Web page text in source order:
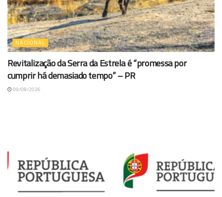
NACIONAL
Revitalização da Serra da Estrela é “promessa por
cumprir há demasiado tempo” – PR
09/08/2026